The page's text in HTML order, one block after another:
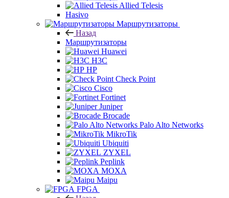
Allied Telesis
Hasivo
Маршрутизаторы
Назад
Маршрутизаторы
Huawei
H3C
HP
Check Point
Cisco
Fortinet
Juniper
Brocade
Palo Alto Networks
MikroTik
Ubiquiti
ZYXEL
Peplink
MOXA
Maipu
FPGA